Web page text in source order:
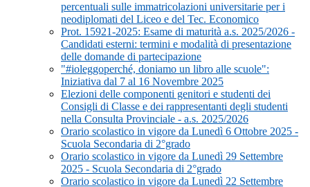
percentuali sulle immatricolazioni universitarie per i
neodiplomati del Liceo e del Tec. Economico
Prot. 15921-2025: Esame di maturità a.s. 2025/2026 -
Candidati esterni: termini e modalità di presentazione
delle domande di partecipazione
"#ioleggoperché, doniamo un libro alle scuole":
Iniziativa dal 7 al 16 Novembre 2025
Elezioni delle componenti genitori e studenti dei
Consigli di Classe e dei rappresentanti degli studenti
nella Consulta Provinciale - a.s. 2025/2026
Orario scolastico in vigore da Lunedì 6 Ottobre 2025 -
Scuola Secondaria di 2°grado
Orario scolastico in vigore da Lunedì 29 Settembre
2025 - Scuola Secondaria di 2°grado
Orario scolastico in vigore da Lunedì 22 Settembre